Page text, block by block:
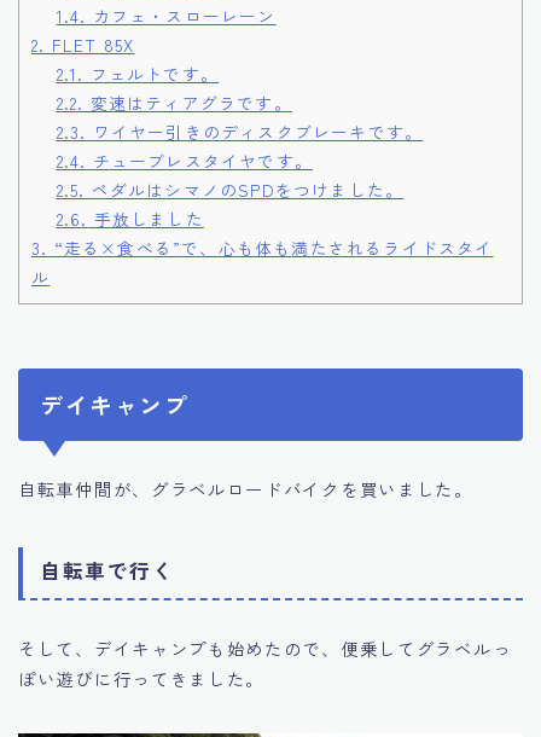
1.4. カフェ・スローレーン
2. FLET 85X
2.1. フェルトです。
2.2. 変速はティアグラです。
2.3. ワイヤー引きのディスクブレーキです。
2.4. チューブレスタイヤです。
2.5. ペダルはシマノのSPDをつけました。
2.6. 手放しました
3. “走る×食べる”で、心も体も満たされるライドスタイ
ル
デイキャンプ
自転車仲間が、グラベルロードバイクを買いました。
自転車で行く
そして、デイキャンプも始めたので、便乗してグラベルっ
ぽい遊びに行ってきました。